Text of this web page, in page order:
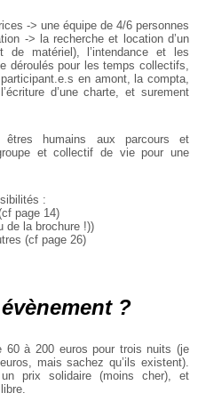
-> une équipe de 4/6 personnes
-> la recherche et location d’un
de matériel), l’intendance et les
déroulés pour les temps collectifs,
en amont, la compta,
d’une charte, et surement
humains aux parcours et
et collectif de vie pour une
:
page 14)
de la brochure !))
(cf page 26)
?
60 à 200 euros pour trois nuits (je
mais sachez qu’ils existent).
prix solidaire (moins cher), et